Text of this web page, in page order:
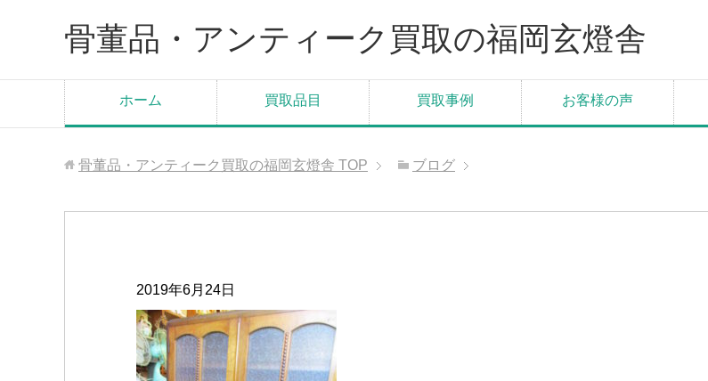
骨董品・アンティーク買取の福岡玄燈舎
ホーム 買取品目 買取事例 お客様の声
骨董品・アンティーク買取の福岡玄燈舎 TOP ブログ
2019年6月24日